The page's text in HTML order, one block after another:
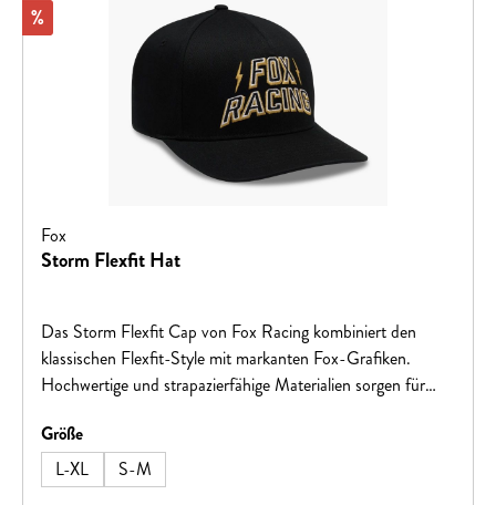
Rabatt
%
Fox
Storm Flexfit Hat
Das Storm Flexfit Cap von Fox Racing kombiniert den
klassischen Flexfit-Style mit markanten Fox-Grafiken.
Hochwertige und strapazierfähige Materialien sorgen für
Begleiter im Alltag. 98 % Baumwolle, 2 % Elasthan
Größeauswählen
L-XL
S-M